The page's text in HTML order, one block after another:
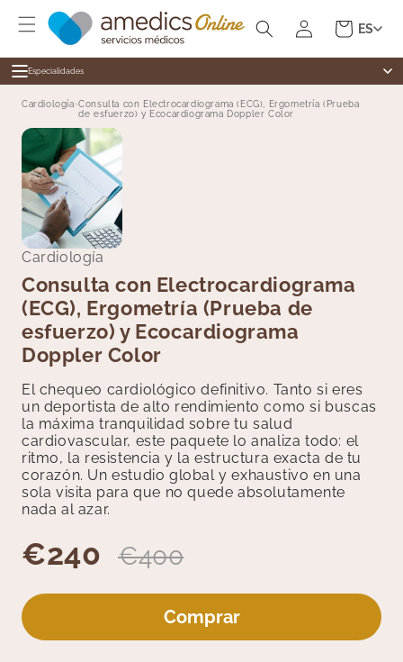
directamente
al contenido
sesión
CarritoES
Especialidades
Especialidades
Alergología
Cardiología
Cirugía General
Dermatología
Digestivo
Endocrinología
Enfermería
Ginecología
Medicina Estética
Fisioterapia
Medicina General
Medicina Interna
Medicina Tradicional
Medicina y Terapias Complementarias
Nutrición
Otorrinolaringología
Podología
Reumatología
Medicina general
Dermatología
Cardiología
Revisiones
Test Ràpidos
Cardiología›Consulta con Electrocardiograma (ECG), Ergometría (Prueba
de esfuerzo) y Ecocardiograma Doppler Color
Cardiología
Consulta con Electrocardiograma
(ECG), Ergometría (Prueba de
esfuerzo) y Ecocardiograma
Doppler Color
El chequeo cardiológico definitivo. Tanto si eres
un deportista de alto rendimiento como si buscas
la máxima tranquilidad sobre tu salud
cardiovascular, este paquete lo analiza todo: el
ritmo, la resistencia y la estructura exacta de tu
corazón. Un estudio global y exhaustivo en una
sola visita para que no quede absolutamente
nada al azar.
€240 €400
Comprar